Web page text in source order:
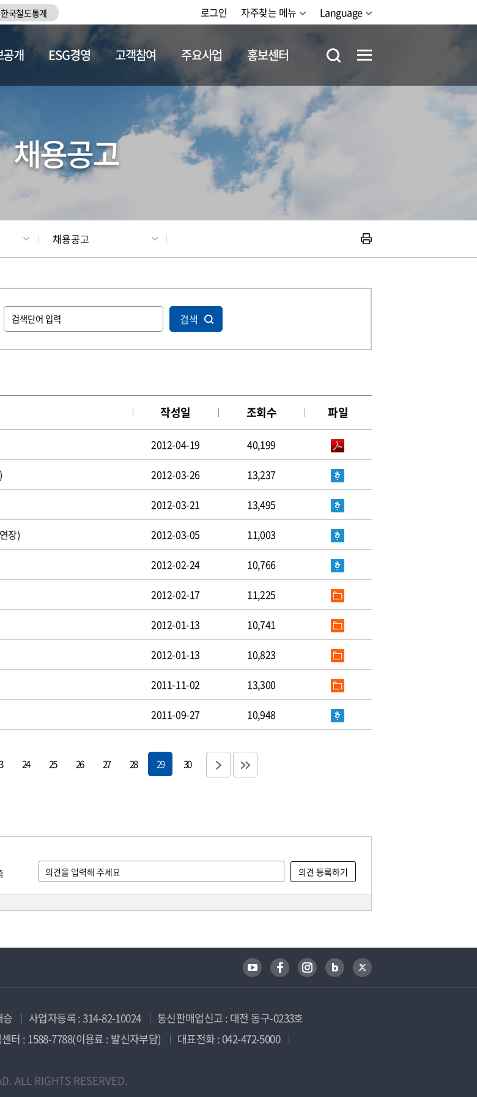
한국철도통계 로그인 자주찾는 메뉴 Language
채용정보
공개 ESG경영 고객참여 주요사업 홍보센터
채용공고
채용공고
검색
작성일 조회수 파일
2012-04-19 40,199
2012-03-26 13,237
2012-03-21 13,495
장) 2012-03-05 11,003
2012-02-24 10,766
2012-02-17 11,225
2012-01-13 10,741
2012-01-13 10,823
2011-11-02 13,300
2011-09-27 10,948
24 25 26 27 28 29 30
승 사업자등록 : 314-82-10024
통신판매업신고 : 대전 동구-0233호
터 : 1588-7788(이용료 : 발신자부담)
대표전화 : 042-472-5000
ALL RIGHTS RESERVED.